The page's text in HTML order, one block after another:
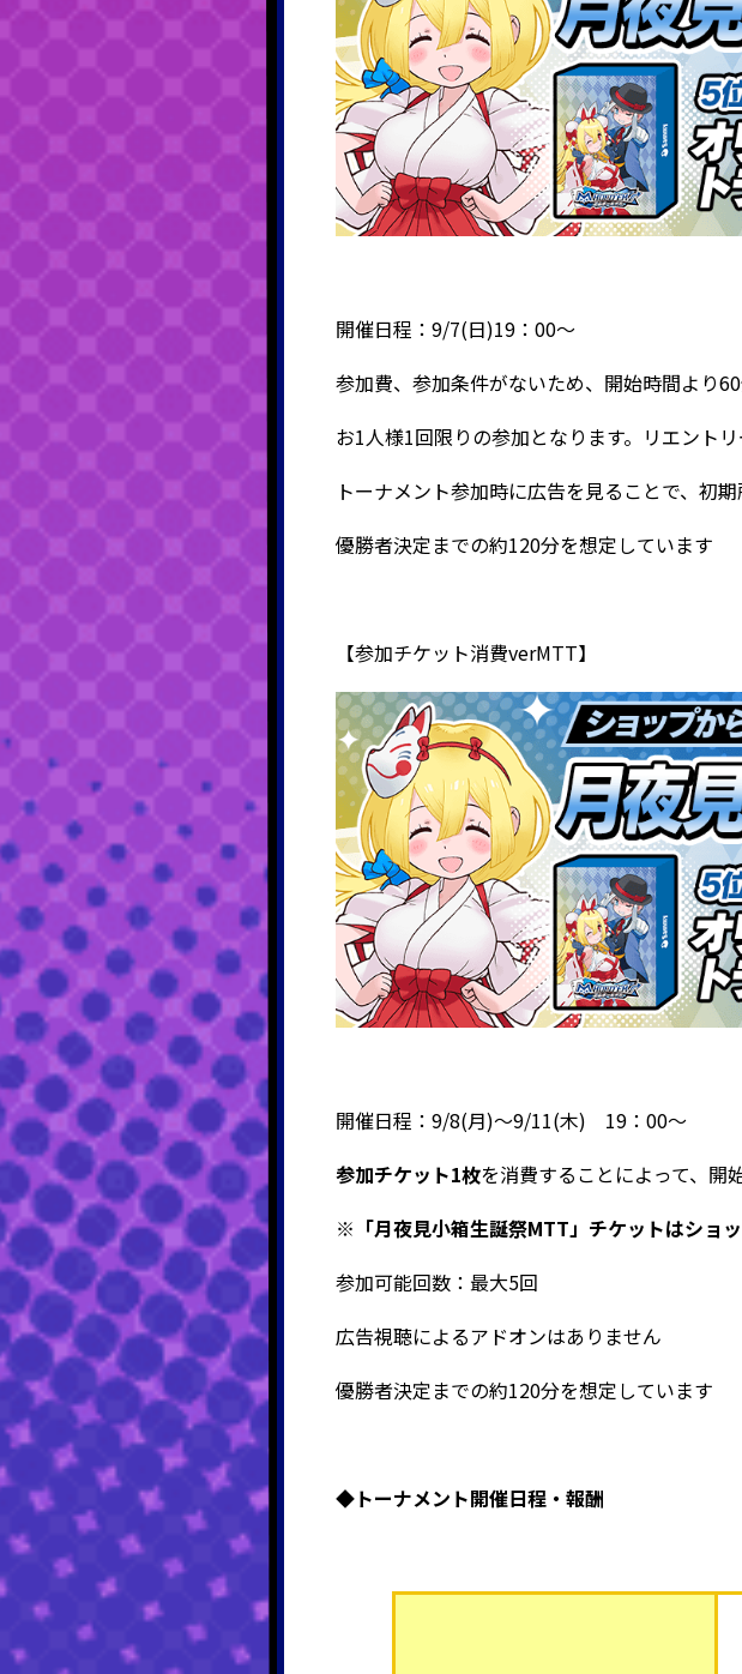
開催日程：9/7(日)19：00～
参加費、参加条件がないため、開始時間より
お1人様1回限りの参加となります。リエント
トーナメント参加時に広告を見ることで、初
優勝者決定までの約120分を想定しています
【参加チケット消費verMTT】
開催日程：9/8(月)～9/11(木) 19：00～
参加チケット1枚を消費することによって、開
※「月夜見小箱生誕祭MTT」チケットはショ
参加可能回数：最大5回
広告視聴によるアドオンはありません
優勝者決定までの約120分を想定しています
◆トーナメント開催日程・報酬